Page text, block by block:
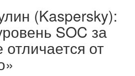
(Kaspersky):
SOC за
от